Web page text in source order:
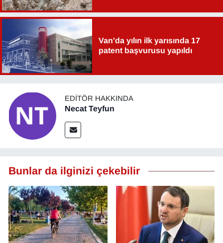
Van'da yılın ilk yarısında 17
patent başvurusu yapıldı
EDITÖR HAKKINDA
Necat Teyfun
Bunlar da ilginizi çekebilir